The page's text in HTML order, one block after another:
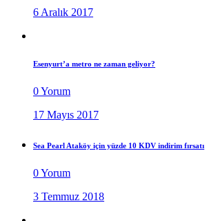
6 Aralık 2017
Esenyurt’a metro ne zaman geliyor?
0 Yorum
17 Mayıs 2017
Sea Pearl Ataköy için yüzde 10 KDV indirim fırsatı
0 Yorum
3 Temmuz 2018